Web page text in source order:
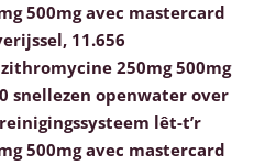
500mg avec mastercard
11.656
250mg 500mg
snellezen openwater over
lêt-t’r
500mg avec mastercard